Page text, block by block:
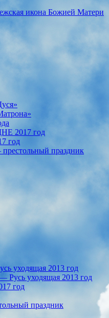
икона Божией Матери
2017 год
год
праздник
уходящая 2013 год
Русь уходящая 2013 год
год
праздник